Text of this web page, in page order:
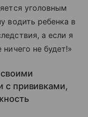
уголовным
водить ребенка в
а если я
не будет!»
с прививками,